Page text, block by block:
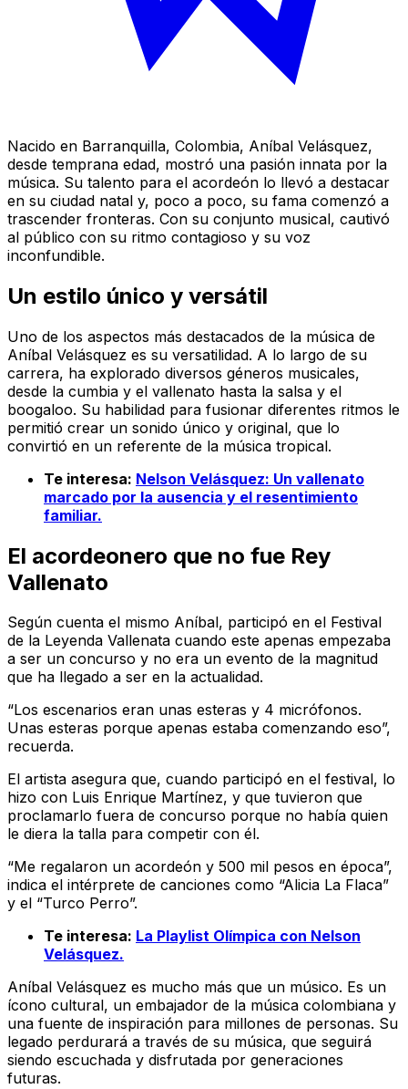
Nacido en Barranquilla, Colombia, Aníbal Velásquez,
desde temprana edad, mostró una pasión innata por la
música. Su talento para el acordeón lo llevó a destacar
en su ciudad natal y, poco a poco, su fama comenzó a
trascender fronteras. Con su conjunto musical, cautivó
al público con su ritmo contagioso y su voz
inconfundible.
Un estilo único y versátil
Uno de los aspectos más destacados de la música de
Aníbal Velásquez es su versatilidad. A lo largo de su
carrera, ha explorado diversos géneros musicales,
desde la cumbia y el vallenato hasta la salsa y el
boogaloo. Su habilidad para fusionar diferentes ritmos le
permitió crear un sonido único y original, que lo
convirtió en un referente de la música tropical.
Te interesa: Nelson Velásquez: Un vallenato
marcado por la ausencia y el resentimiento
familiar.
El acordeonero que no fue Rey
Vallenato
Según cuenta el mismo Aníbal, participó en el Festival
de la Leyenda Vallenata cuando este apenas empezaba
a ser un concurso y no era un evento de la magnitud
que ha llegado a ser en la actualidad.
“Los escenarios eran unas esteras y 4 micrófonos.
Unas esteras porque apenas estaba comenzando eso”,
recuerda.
El artista asegura que, cuando participó en el festival, lo
hizo con Luis Enrique Martínez, y que tuvieron que
proclamarlo fuera de concurso porque no había quien
le diera la talla para competir con él.
“Me regalaron un acordeón y 500 mil pesos en época”,
indica el intérprete de canciones como “Alicia La Flaca”
y el “Turco Perro”.
Te interesa: La Playlist Olímpica con Nelson
Velásquez.
Aníbal Velásquez es mucho más que un músico. Es un
ícono cultural, un embajador de la música colombiana y
una fuente de inspiración para millones de personas. Su
legado perdurará a través de su música, que seguirá
siendo escuchada y disfrutada por generaciones
futuras.